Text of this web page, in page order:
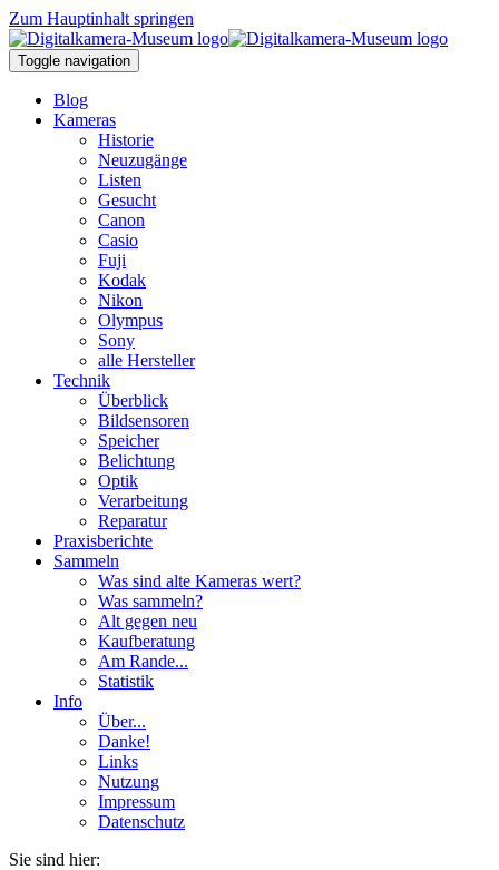
Zum Hauptinhalt springen
Toggle navigation
Blog
Kameras
Historie
Neuzugänge
Listen
Gesucht
Canon
Casio
Fuji
Kodak
Nikon
Olympus
Sony
alle Hersteller
Technik
Überblick
Bildsensoren
Speicher
Belichtung
Optik
Verarbeitung
Reparatur
Praxisberichte
Sammeln
Was sind alte Kameras wert?
Was sammeln?
Alt gegen neu
Kaufberatung
Am Rande...
Statistik
Info
Über...
Danke!
Links
Nutzung
Impressum
Datenschutz
Sie sind hier: